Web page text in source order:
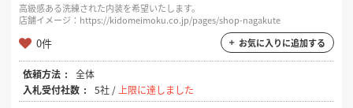
高級感ある洗練された内装を希望いたします。
店舗イメージ：https://kidomeimoku.co.jp/pages/shop-nagakute
0件 お気に入りに追加する
依頼方法
全体
入札受付社数
5社 / 上限に達しました